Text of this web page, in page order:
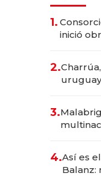
1.
inició
millones
2.
3.
4.Así es
Balanz: